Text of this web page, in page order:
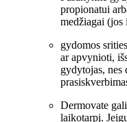
propionatui
medžiagai
gydomos
ar apvynioti,
gydytojas, nes
Dermovate
laikotarpį.